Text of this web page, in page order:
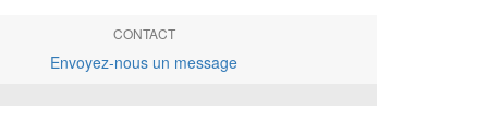
CONTACT
Envoyez-nous un message